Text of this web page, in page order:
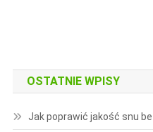
OSTATNIE WPISY
Jak poprawić jakość snu